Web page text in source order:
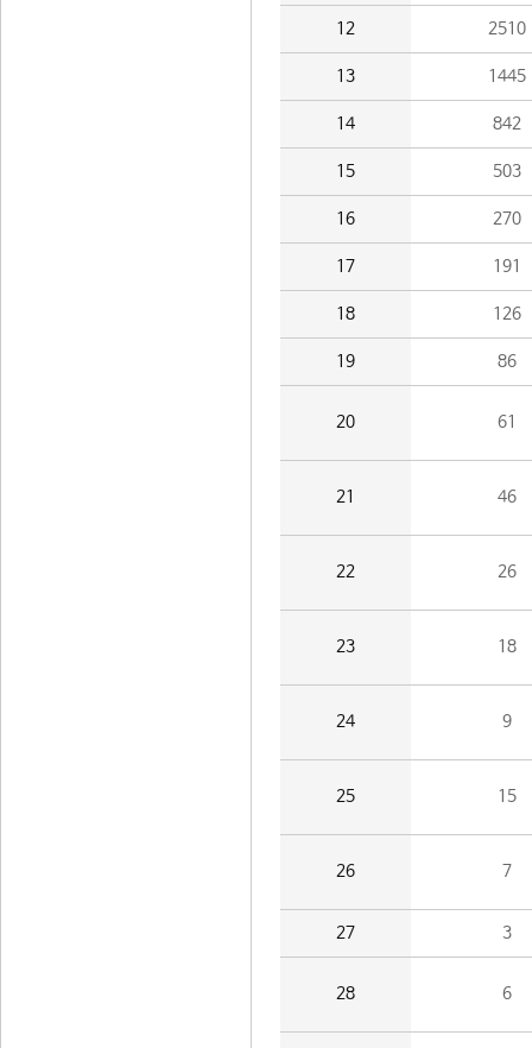
12 2510
13 1445
14 842
15 503
16 270
17 191
18 126
19 86
20 61
21 46
22 26
23 18
24 9
25 15
26 7
27 3
28 6